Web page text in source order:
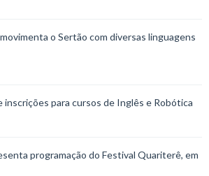
o Sertão com diversas linguagens
inscrições para cursos de Inglês e Robótica
programação do Festival Quariterê, em